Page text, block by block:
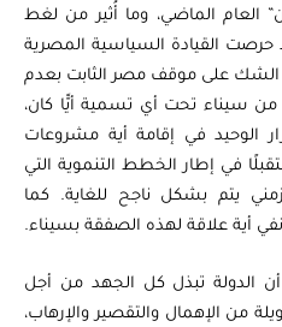
العام الماضي، وما أُثير من لغط
القيادة السياسية المصرية
على موقف مصر الثابت بعدم
سيناء تحت أي تسمية أيًّا كان،
في إقامة أية مشروعات
في إطار الخطط التنموية التي
يتم بشكل ناجح للغاية. كما
علاقة لهذه الصفقة بسيناء.
تبذل كل الجهد من أجل
الإهمال والتقصير والإرهاب،